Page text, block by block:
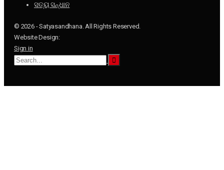
ସତ୍ୟ ସନ୍ଧାନ
© 2026 - Satyasandhana. All Rights Reserved.
Website Design:
Sign in